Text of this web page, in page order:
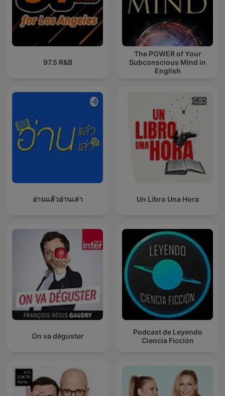
97.5 R&B
The POWER of Your
Subconscious Mind in
English
อ่านแล้วอ่านเล่า Un Libro Una Hora
On va déguster
Podcast de Leyendo
Ciencia Ficción